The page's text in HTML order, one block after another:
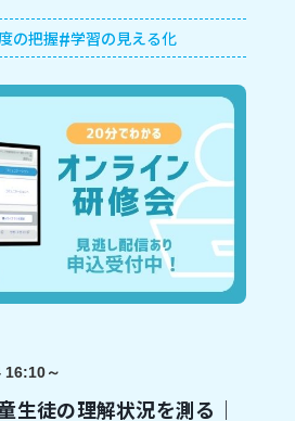
す。
の把握 学習の見える化
16:10～
生徒の理解状況を測る｜